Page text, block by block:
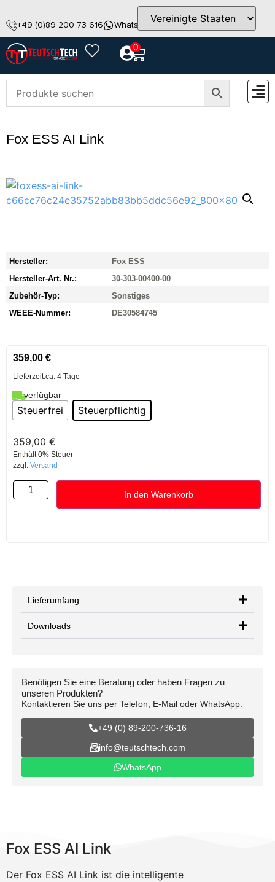
+49 (0)89 200 73 616 WhatsApp info@teutschtech.com
0
Fox ESS AI Link
Hersteller:
Fox ESS
Hersteller-Art. Nr.:
30-303-00400-00
Zubehör-Typ:
Sonstiges
WEEE-Nummer:
DE30584745
359,00 €
Lieferzeit:ca. 4 Tage
verfügbar
Steuerfrei Steuerpflichtig
359,00 €
Enthält 0% Steuer
zzgl. Versand
In den Warenkorb
Lieferumfang
Downloads
Benötigen Sie eine Beratung oder haben Fragen zu
unseren Produkten?
Kontaktieren Sie uns per Telefon, E-Mail oder WhatsApp:
+49 (0) 89-200-736-16
info@teutschtech.com
WhatsApp
Fox ESS AI Link
Der Fox ESS AI Link ist die intelligente